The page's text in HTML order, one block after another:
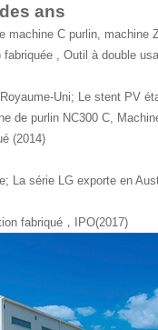
ans
C purlin, machine
, Outil à double
Uni; Le stent PV
de purlin NC300 C,
(2014)
La série LG exporte en
fabriqué，IPO(2017)